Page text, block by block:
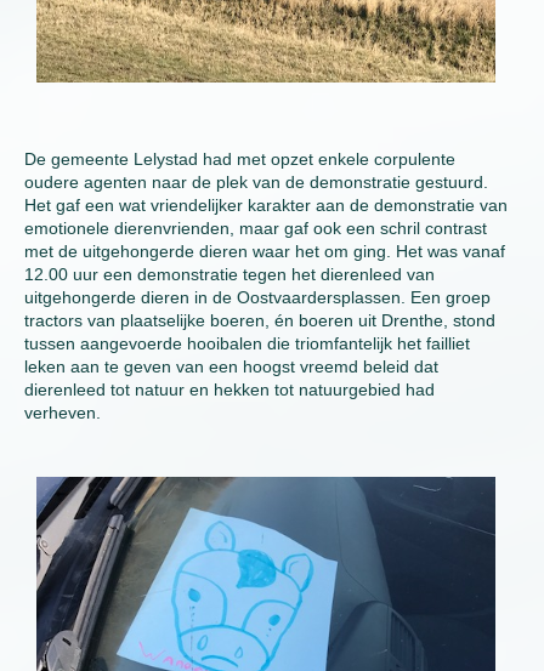
De gemeente Lelystad had met opzet enkele corpulente
oudere agenten naar de plek van de demonstratie gestuurd.
Het gaf een wat vriendelijker karakter aan de demonstratie van
emotionele dierenvrienden, maar gaf ook een schril contrast
met de uitgehongerde dieren waar het om ging. Het was vanaf
12.00 uur een demonstratie tegen het dierenleed van
uitgehongerde dieren in de Oostvaardersplassen. Een groep
tractors van plaatselijke boeren, én boeren uit Drenthe, stond
tussen aangevoerde hooibalen die triomfantelijk het failliet
leken aan te geven van een hoogst vreemd beleid dat
dierenleed tot natuur en hekken tot natuurgebied had
verheven.